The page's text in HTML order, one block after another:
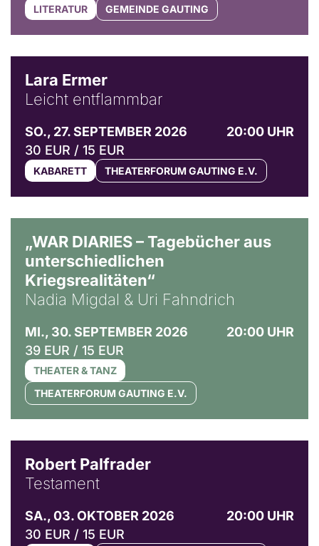
LITERATUR GEMEINDE GAUTING
Lara Ermer
Leicht entflammbar
SO., 27. SEPTEMBER 2026
20:00 UHR
30 EUR / 15 EUR
KABARETT THEATERFORUM GAUTING E.V.
„WAR DIARIES – Tagebücher aus
unterschiedlichen
Kriegsrealitäten“
Nadia Migdal & Uri Fahndrich
MI., 30. SEPTEMBER 2026
20:00 UHR
39 EUR / 15 EUR
THEATER & TANZ
THEATERFORUM GAUTING E.V.
Robert Palfrader
Testament
SA., 03. OKTOBER 2026
20:00 UHR
30 EUR / 15 EUR